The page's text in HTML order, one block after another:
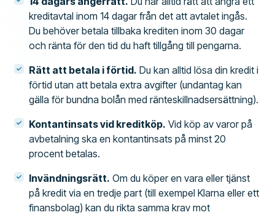
kreditavtal inom 14 dagar från det att avtalet ingås.
Du behöver betala tillbaka krediten inom 30 dagar
och ränta för den tid du haft tillgång till pengarna.
Rätt att betala i förtid. Du kan alltid lösa din kredit i
förtid utan att betala extra avgifter (undantag kan
gälla för bundna bolån med ränteskillnadsersättning).
Kontantinsats vid kreditköp. Vid köp av varor på
avbetalning ska en kontantinsats på minst 20
procent betalas.
Invändningsrätt. Om du köper en vara eller tjänst
på kredit via en tredje part (till exempel Klarna eller ett
finansbolag) kan du rikta samma krav mot